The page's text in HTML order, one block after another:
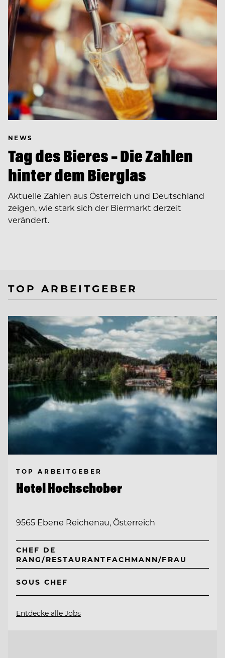
NEWS
Tag des Bieres – Die Zahlen
hinter dem Bierglas
Aktuelle Zahlen aus Österreich und Deutschland
zeigen, wie stark sich der Biermarkt derzeit
verändert.
TOP ARBEITGEBER
TOP ARBEITGEBER
Hotel Hochschober
9565 Ebene Reichenau, Österreich
CHEF DE
RANG/RESTAURANTFACHMANN/FRAU
SOUS CHEF
Entdecke alle Jobs